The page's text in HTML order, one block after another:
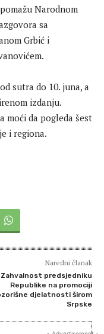
Narodnom
sa
Grbić i
sutra do 10. juna, a
izdanju.
moći da pogleda šest
i regiona.
Naredni članak
Zahvalnost predsjedniku
Republike na promociji
djelatnosti širom
Srpske